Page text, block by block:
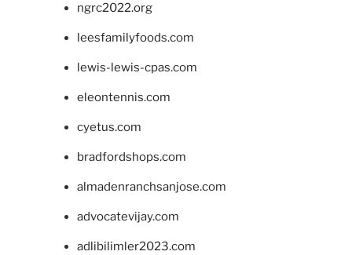
ngrc2022.org
leesfamilyfoods.com
lewis-lewis-cpas.com
eleontennis.com
cyetus.com
bradfordshops.com
almadenranchsanjose.com
advocatevijay.com
adlibilimler2023.com